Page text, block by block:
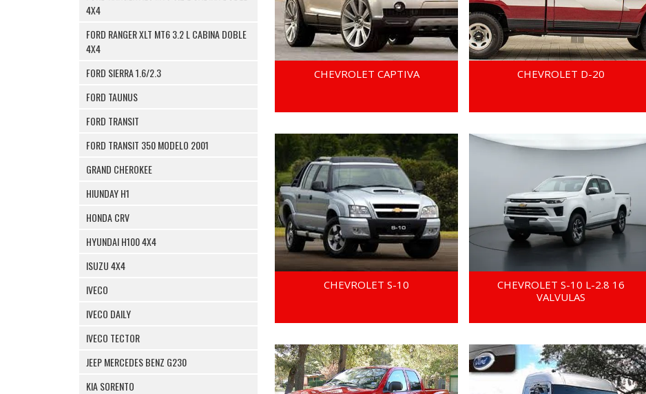
4X4
FORD RANGER XLT MT6 3.2 L CABINA DOBLE
4X4
FORD SIERRA 1.6/2.3
FORD TAUNUS
FORD TRANSIT
FORD TRANSIT 350 MODELO 2001
GRAND CHEROKEE
HIUNDAY H1
HONDA CRV
HYUNDAI H100 4X4
ISUZU 4X4
IVECO
IVECO DAILY
IVECO TECTOR
JEEP MERCEDES BENZ G230
KIA SORENTO
CHEVROLET CAPTIVA CHEVROLET D-20
CHEVROLET S-10
CHEVROLET S-10 L-2.8 16
VALVULAS